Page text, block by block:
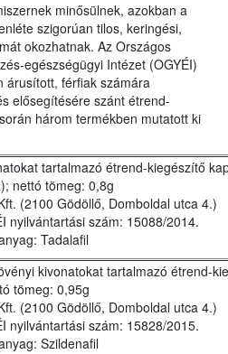
minősülnek, azokban a
szigorúan tilos, keringési,
okozhatnak. Az Országos
egészségügyi Intézet (OGYÉI)
árusított, férfiak számára
elősegítésére szánt étrend-
három termékben mutatott ki
tartalmazó étrend-kiegészítő
nettó tömeg: 0,8g
(2100 Gödöllő, Domboldal utca 4.)
nyilvántartási szám: 15088/2014.
Tadalafil
kivonatokat tartalmazó étrend-
tömeg: 0,95g
(2100 Gödöllő, Domboldal utca 4.)
nyilvántartási szám: 15828/2015.
Szildenafil